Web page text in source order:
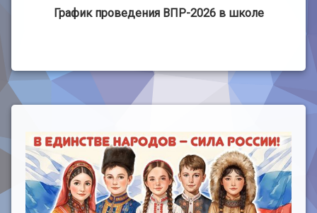
График проведения ВПР-2026 в школе